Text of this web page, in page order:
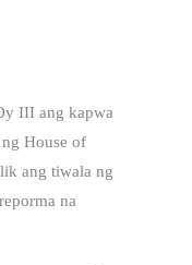
III ang kapwa
House of
ang tiwala ng
na